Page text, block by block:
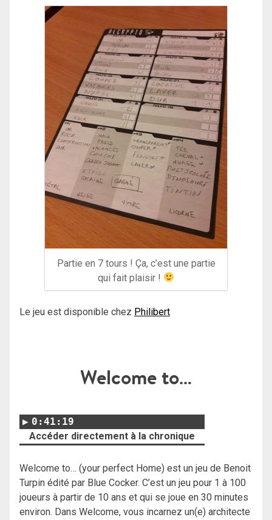
Partie en 7 tours ! Ça, c’est une partie
qui fait plaisir !
Le jeu est disponible chez Philibert
Welcome to…
0:41:19
Accéder directement à la chronique
Welcome to… (your perfect Home) est un jeu de Benoit
Turpin édité par Blue Cocker. C’est un jeu pour 1 à 100
joueurs à partir de 10 ans et qui se joue en 30 minutes
environ. Dans Welcome, vous incarnez un(e) architecte